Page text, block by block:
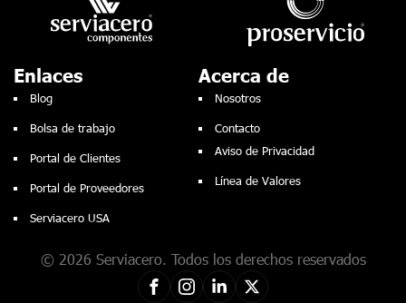
Enlaces
Blog
Bolsa de trabajo
Portal de Clientes
Portal de Proveedores
Serviacero USA
Acerca de
Nosotros
Contacto
Aviso de Privacidad
Línea de Valores
© 2026 Serviacero. Todos los derechos reservados